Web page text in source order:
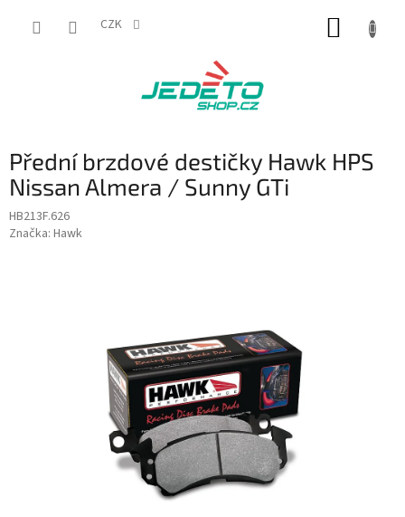
CZK
Přední brzdové destičky Hawk HPS
Nissan Almera / Sunny GTi
HB213F.626
Značka: Hawk